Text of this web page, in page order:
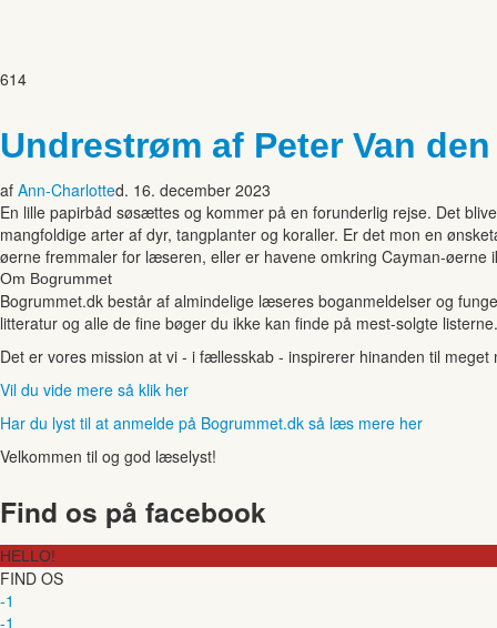
614
Undrestrøm af Peter Van
af Ann-Charlotted. 16. december 2023
En lille papirbåd søsættes og kommer på en forunderlig rejse. Det
mangfoldige arter af dyr, tangplanter og koraller. Er det mon en
øerne fremmaler for læseren, eller er havene omkring Cayman-
Om Bogrummet
Bogrummet.dk består af almindelige læseres boganmeldelser og
litteratur og alle de fine bøger du ikke kan finde på mest-solgte listerne.
Det er vores mission at vi - i fællesskab - inspirerer hinanden til
Vil du vide mere så klik her
Har du lyst til at anmelde på Bogrummet.dk så læs mere her
Velkommen til og god læselyst!
Find os på facebook
HELLO!
FIND OS
-1
-1